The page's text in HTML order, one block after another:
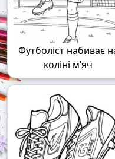
Футболіст набиває
коліні м’яч